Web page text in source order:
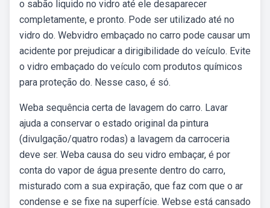
o sabão liquido no vidro até ele desaparecer
completamente, e pronto. Pode ser utilizado até no
vidro do. Webvidro embaçado no carro pode causar um
acidente por prejudicar a dirigibilidade do veículo. Evite
o vidro embaçado do veículo com produtos químicos
para proteção do. Nesse caso, é só.
Weba sequência certa de lavagem do carro. Lavar
ajuda a conservar o estado original da pintura
(divulgação/quatro rodas) a lavagem da carroceria
deve ser. Weba causa do seu vidro embaçar, é por
conta do vapor de água presente dentro do carro,
misturado com a sua expiração, que faz com que o ar
condense e se fixe na superfície. Webse está cansado